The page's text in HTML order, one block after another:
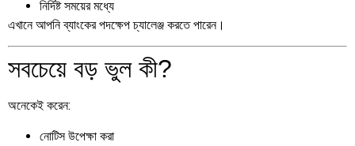
নির্দিষ্ট সময়ের মধ্যে
এখানে আপনি ব্যাংকের পদক্ষেপ চ্যালেঞ্জ করতে পারেন।
সবচেয়ে বড় ভুল কী?
অনেকেই করেন:
নোটিস উপেক্ষা করা